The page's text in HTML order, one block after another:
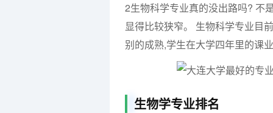
2生物科学专业真的没出路吗? 不
显得比较狭窄。 生物科学专业目
别的成熟,学生在大学四年里的课
生物学专业排名